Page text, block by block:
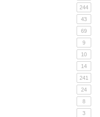
244
43
69
9
10
14
241
24
8
3